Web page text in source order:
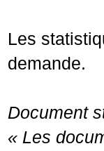
Les
demande.
Document
« Les